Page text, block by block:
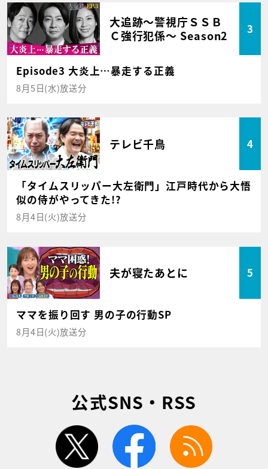
大追跡～警視庁ＳＳＢ
Ｃ強行犯係～ Season2
3
Episode3 大炎上…暴走する正義
8月5日(水)放送分
テレビ千鳥 4
「タイムスリッパー大左衛門」江戸時代から大悟
似の侍がやってきた!?
8月4日(火)放送分
夫が寝たあとに 5
ママを振り回す 男の子の行動SP
8月4日(火)放送分
公式SNS・RSS
twitter facebook